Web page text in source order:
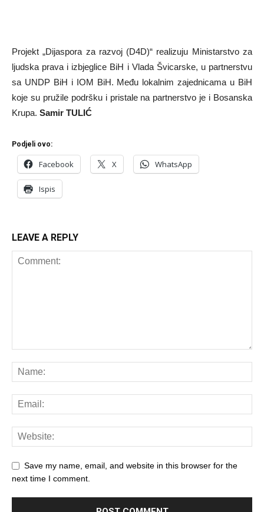
Projekt „Dijaspora za razvoj (D4D)“ realizuju Ministarstvo za
ljudska prava i izbjeglice BiH i Vlada Švicarske, u partnerstvu
sa UNDP BiH i IOM BiH. Među lokalnim zajednicama u BiH
koje su pružile podršku i pristale na partnerstvo je i Bosanska
Krupa. Samir TULIĆ
Podjeli ovo:
Facebook X WhatsApp
Ispis
LEAVE A REPLY
Save my name, email, and website in this browser for the
next time I comment.